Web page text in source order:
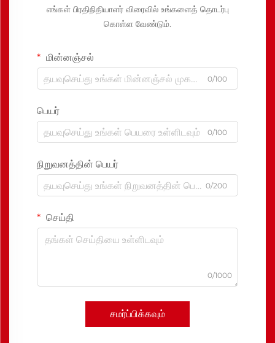
எங்கள் பிரதிநிதியாளர் விரைவில் உங்களைத் தொடர்பு
கொள்ள வேண்டும்.
மின்னஞ்சல்
0/100
பெயர்
0/100
நிறுவனத்தின் பெயர்
0/200
செய்தி
0/1000
சமர்ப்பிக்கவும்